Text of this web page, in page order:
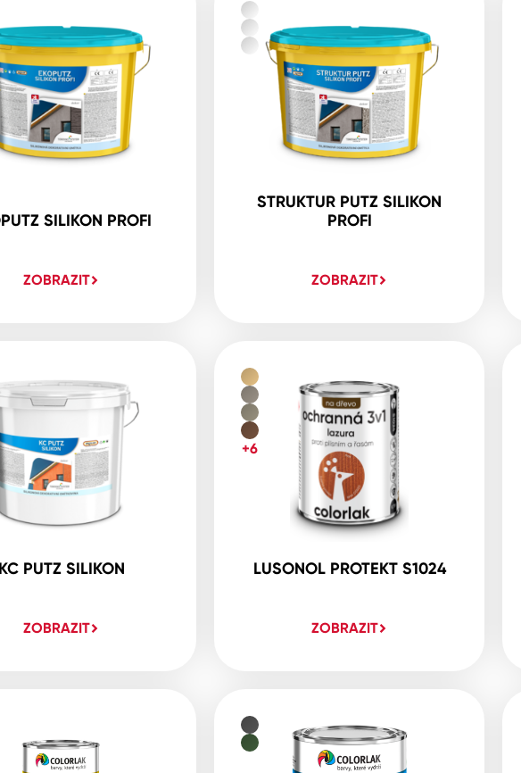
SILIKON PROFI
ZOBRAZIT
STRUKTUR PUTZ SILIKON
PROFI
ZOBRAZIT
PUTZ SILIKON
ZOBRAZIT
LUSONOL PROTEKT S1024
ZOBRAZIT
+6